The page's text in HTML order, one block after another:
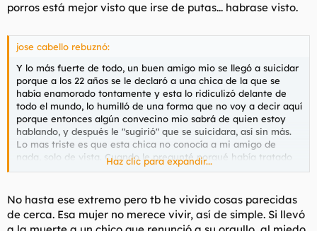
porros está mejor visto que irse de putas... habrase visto.
jose cabello rebuznó:
Y lo más fuerte de todo, un buen amigo mio se llegó a suicidar
porque a los 22 años se le declaró a una chica de la que se
había enamorado tontamente y esta lo ridiculizó delante de
todo el mundo, lo humilló de una forma que no voy a decir aquí
porque entonces algún convecino mio sabrá de quien estoy
hablando, y después le "sugirió" que se suicidara, así sin más.
Lo mas triste es que esta chica no conocía a mi amigo de
nada, solo de vista. Cuando le pregunté porqué había tratado
así a mi amigo me contestó con un simple "pasa de mi".
Ojalá me lo hubiera dicho ahora, os aseguro que esa tia no
estaría viva.
Haz clic para expandir...
No hasta ese extremo pero tb he vivido cosas parecidas
de cerca. Esa mujer no merece vivir, así de simple. Si llevó